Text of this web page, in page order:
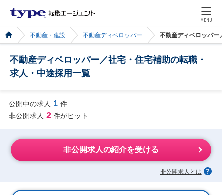
MENU
不動産・建設 不動産ディベロッパー 不動産ディベロッパー
不動産ディベロッパー／社宅・住宅補助の転職・
求人・中途採用一覧
公開中の求人 1 件
非公開求人 2 件がヒット
非公開求人の紹介を受ける
非公開求人とは